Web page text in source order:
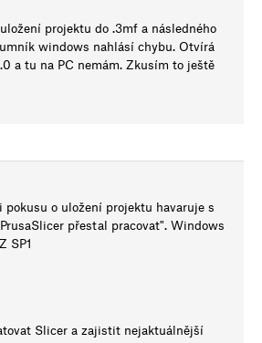
projektu do .3mf a následného
windows nahlásí chybu. Otvírá
a tu na PC nemám. Zkusím to ještě
pokusu o uložení projektu havaruje s
přestal pracovat". Windows
SP1
Slicer a zajistit nejaktuálnější